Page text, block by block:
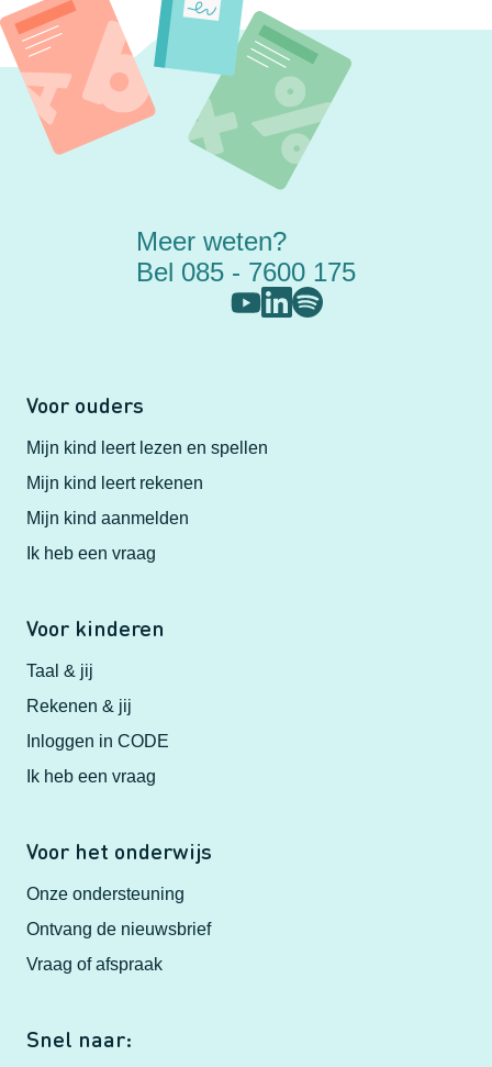
Meer weten?
Bel 085 - 7600 175
Voor ouders
Mijn kind leert lezen en spellen
Mijn kind leert rekenen
Mijn kind aanmelden
Ik heb een vraag
Voor kinderen
Taal & jij
Rekenen & jij
Inloggen in CODE
Ik heb een vraag
Voor het onderwijs
Onze ondersteuning
Ontvang de nieuwsbrief
Vraag of afspraak
Snel naar: